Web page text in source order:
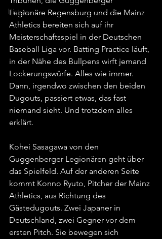
History
Legionäre Regensburg und die Mainz
Athletics bereiten sich auf ihr
Meisterschaftsspiel in der Deutschen
Baseball Liga vor. Batting Practice läuft,
in der Nähe des Bullpens wirft jemand
Lockerungswürfe. Alles wie immer.
Dann, irgendwo zwischen den beiden
Dugouts, passiert etwas, das fast
niemand sieht. Und trotzdem alles
erklärt.
Kohei Sasagawa von den
Guggenberger Legionären geht über
das Spielfeld. Auf der anderen Seite
kommt Konno Ryuto, Pitcher der Mainz
Athletics, aus Richtung des
Gästedugouts. Zwei Japaner in
Deutschland, zwei Gegner vor dem
ersten Pitch. Sie bewegen sich